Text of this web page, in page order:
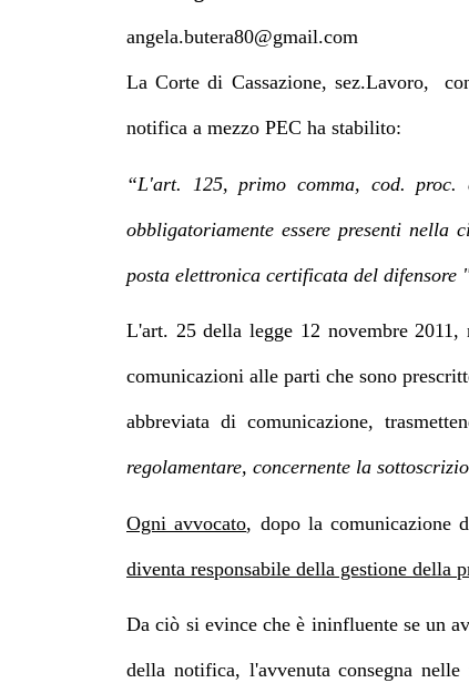
angela.butera80@gmail.com
La Corte di Cassazione, sez.Lavoro,
notifica a mezzo PEC ha stabilito:
“L'art. 125, primo comma, cod.
obbligatoriamente essere presenti
posta elettronica certificata del
L'art. 25 della legge 12 novembre
comunicazioni alle parti che sono
abbreviata di comunicazione,
regolamentare, concernente la
Ogni avvocato, dopo la comunicazione
diventa responsabile della gestione della
Da ciò si evince che è ininfluente se un
della notifica, l'avvenuta consegna